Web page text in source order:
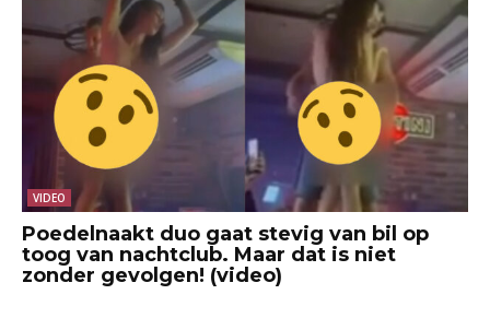
VIDEO
Poedelnaakt duo gaat stevig van bil op
toog van nachtclub. Maar dat is niet
zonder gevolgen! (video)